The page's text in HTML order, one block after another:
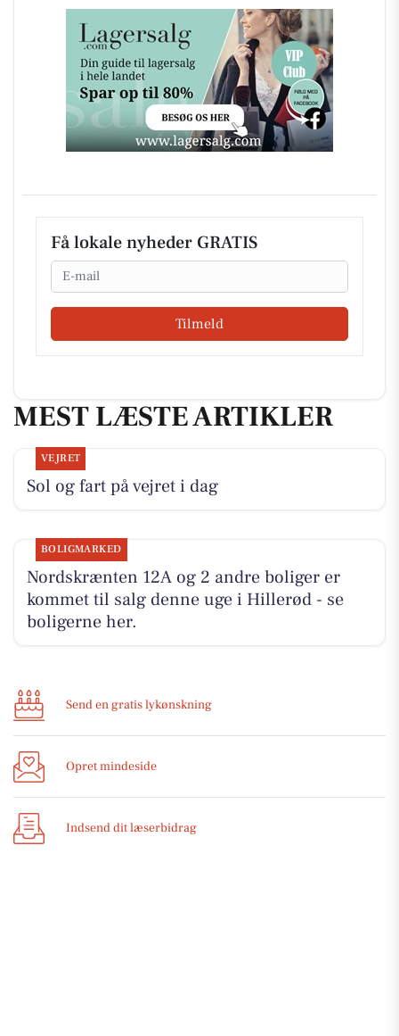
Få lokale nyheder GRATIS
Email
Tilmeld
MEST LÆSTE ARTIKLER
VEJRET
Sol og fart på vejret i dag
BOLIGMARKED
Nordskrænten 12A og 2 andre boliger er
kommet til salg denne uge i Hillerød - se
boligerne her.
Send en gratis lykønskning
Opret mindeside
Indsend dit læserbidrag